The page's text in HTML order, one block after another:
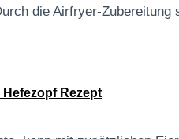
die Airfryer-
Rezept